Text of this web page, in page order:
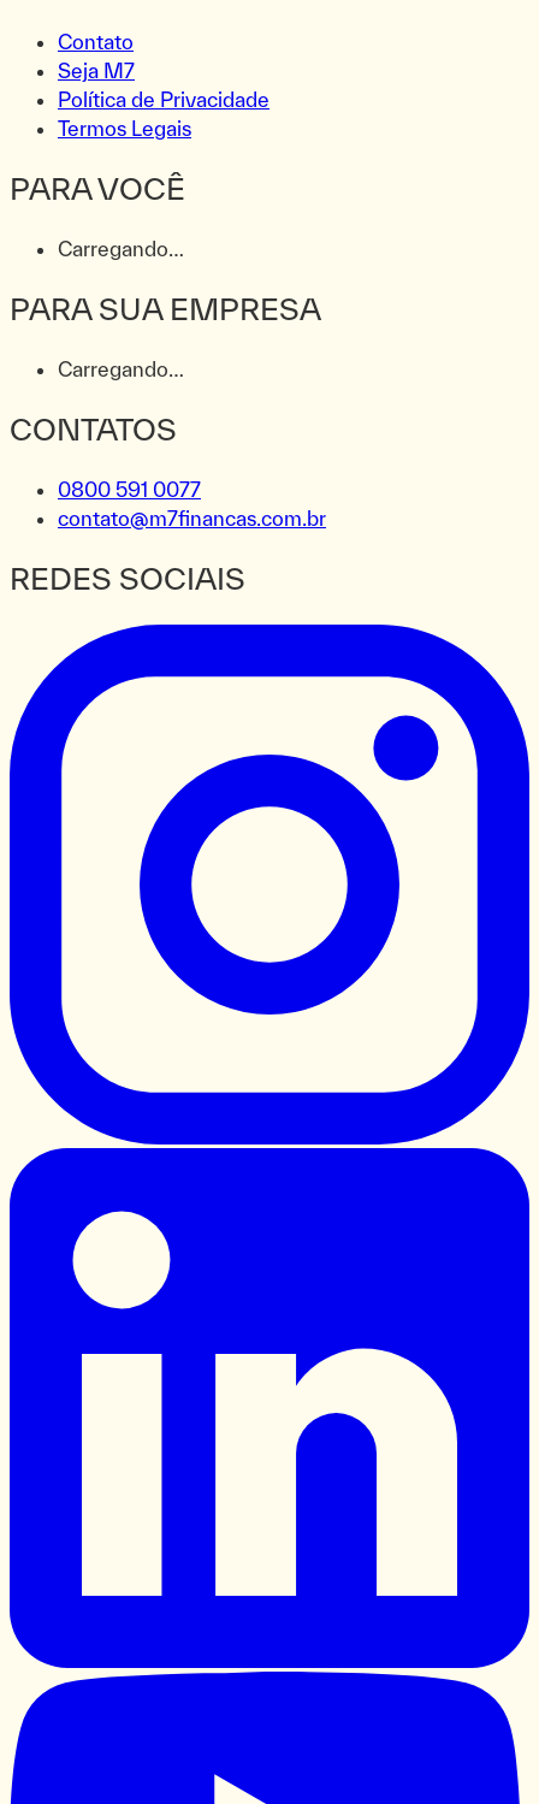
Contato
Seja M7
Política de Privacidade
Termos Legais
PARA VOCÊ
Carregando…
PARA SUA EMPRESA
Carregando…
CONTATOS
0800 591 0077
contato@m7financas.com.br
REDES SOCIAIS